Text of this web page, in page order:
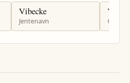
Vibecke
Jentenavn